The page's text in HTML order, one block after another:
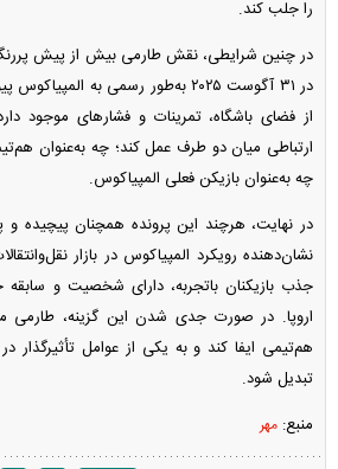
را جلب کند.
در چنین شرایطی، نقش طارمی بیش از پیش
در ۳۱ آگوست ۲۰۲۵ به‌طور رسمی به
از فضای باشگاه، تمرینات و فشار‌های موجود
ارتباطی میان دو طرف عمل کند؛ چه به‌عنوان
چه به‌عنوان بازیکن فعلی المپیاکوس.
در نهایت، هرچند این پرونده همچنان پیچیده و
نشان‌دهنده رویکرد المپیاکوس در بازار
جذب بازیکنان باتجربه، دارای شخصیت و
اروپا. در صورت جدی شدن این گزینه، طارمی
هم‌تیمی ایفا کند و به یکی از عوامل
تبدیل شود.
منبع: مهر